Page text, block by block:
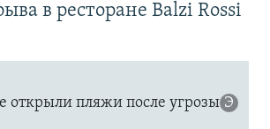
в ресторане Balzi Rossi